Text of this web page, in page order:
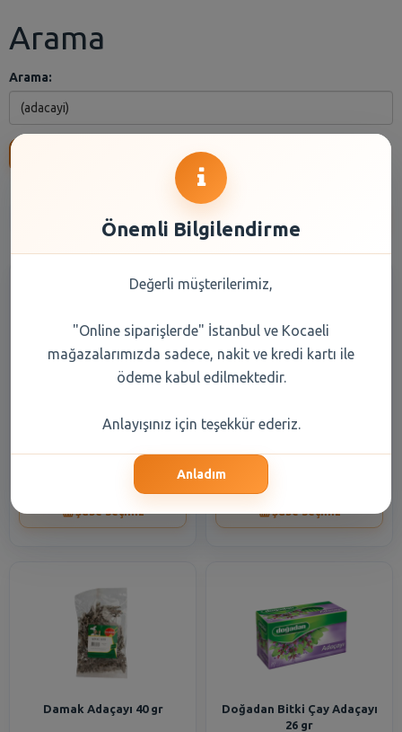
Arama
Arama:
Kuru Gıda Reyon Seçiniz
Etkili Şampuan Adaçayı Özlü
88,65 TL
30 gr
110,90 TL
Damak Adaçayı 40 gr
Doğadan Bitki Çay Adaçayı
26 gr
Önemli Bilgilendirme
Değerli müşterilerimiz,
"Online siparişlerde" İstanbul ve Kocaeli
mağazalarımızda sadece, nakit ve kredi kartı ile
ödeme kabul edilmektedir.
Anlayışınız için teşekkür ederiz.
Anladım